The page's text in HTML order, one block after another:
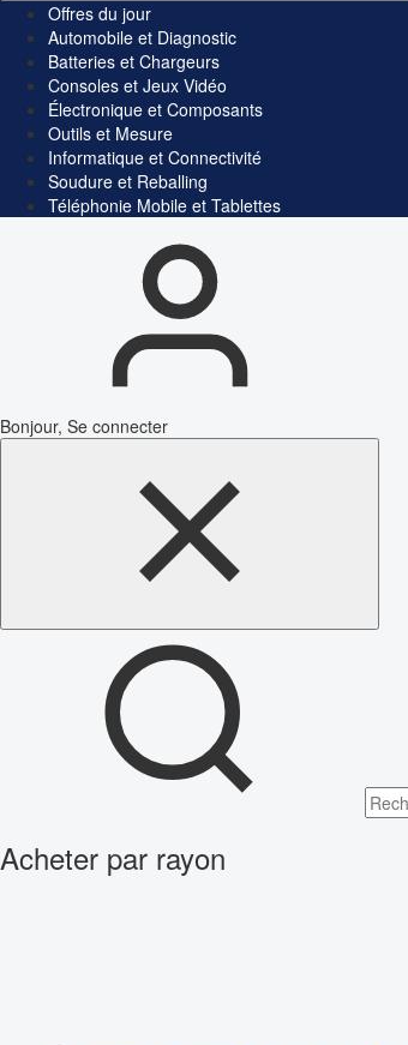
Offres du jour
Automobile et Diagnostic
Batteries et Chargeurs
Consoles et Jeux Vidéo
Électronique et Composants
Outils et Mesure
Informatique et Connectivité
Soudure et Reballing
Téléphonie Mobile et Tablettes
Bonjour, Se connecter
Acheter par rayon